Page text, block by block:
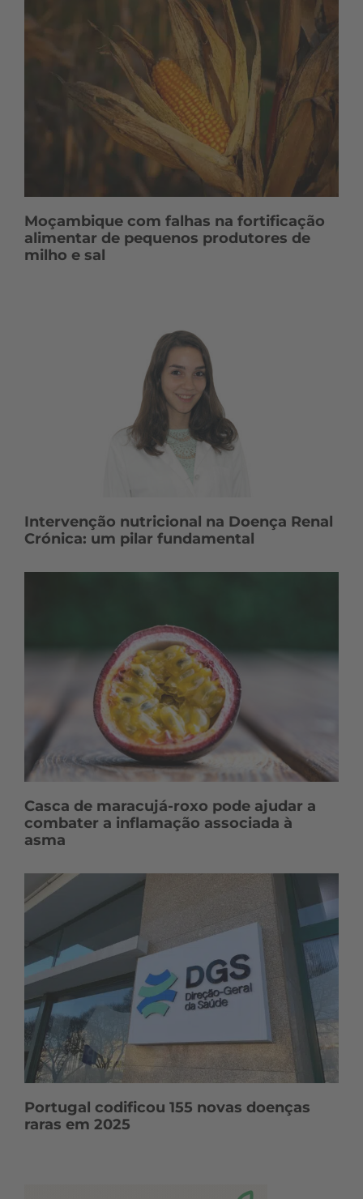
Moçambique com falhas na fortificação
alimentar de pequenos produtores de
milho e sal
Intervenção nutricional na Doença Renal
Crónica: um pilar fundamental
Casca de maracujá-roxo pode ajudar a
combater a inflamação associada à
asma
Portugal codificou 155 novas doenças
raras em 2025